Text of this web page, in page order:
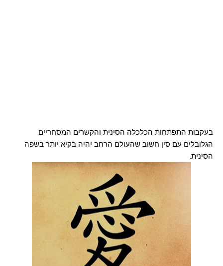
בעקבות התפתחות הכלכלה הסינית והקשרים המסחריים
הגלובלים עם סין חשוב שהעולם הרחב יהיה בקיא יותר בשפה
הסינית.